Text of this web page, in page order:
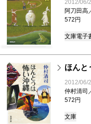
2012/06/
阿刀田高
572円
文庫電子
ほんと
2012/06/
仲村清司
572円
文庫